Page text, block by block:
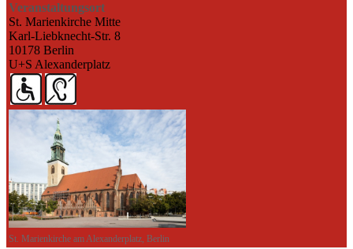
Veranstaltungsort
St. Marienkirche Mitte
Karl-Liebknecht-Str. 8
10178 Berlin
U+S Alexanderplatz
St. Marienkirche am Alexanderplatz, Berlin